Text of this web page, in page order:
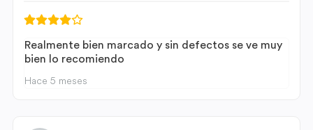
Realmente bien marcado y sin defectos se ve muy
bien lo recomiendo
Hace 5 meses